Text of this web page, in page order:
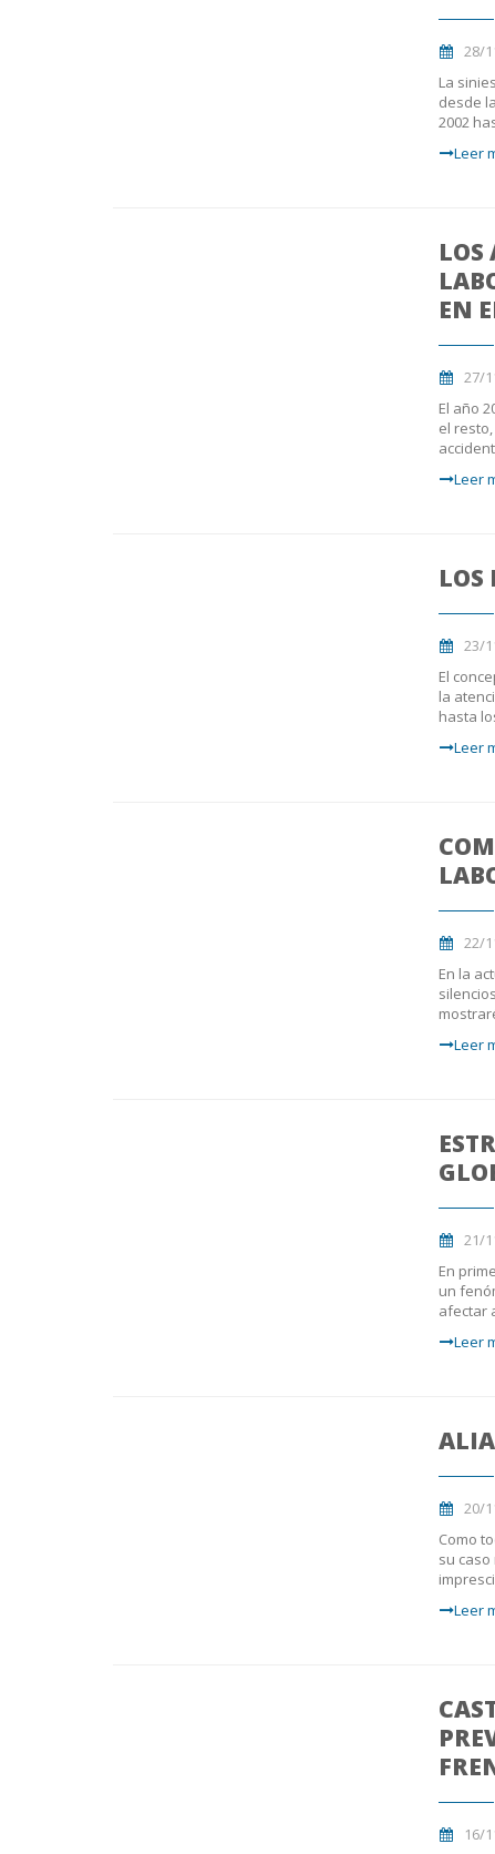
28/
La
desde
2002
Leer
LOS
EN
27/
El año
el
Leer
LOS
23/
El
la
hasta
Leer
22/
En la
Leer
21/
En
un
afectar
Leer
20/
Como
su
Leer
16/